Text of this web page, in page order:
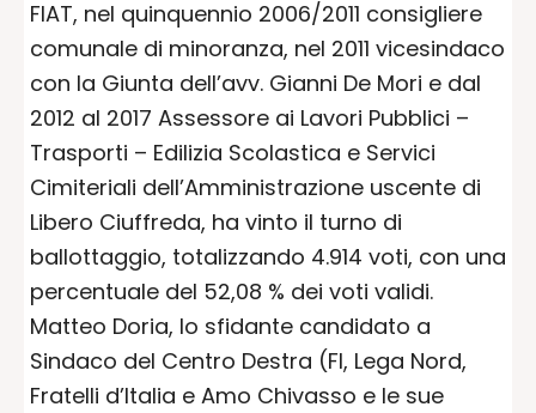
FIAT, nel quinquennio 2006/2011 consigliere
comunale di minoranza, nel 2011 vicesindaco
con la Giunta dell’avv. Gianni De Mori e dal
2012 al 2017 Assessore ai Lavori Pubblici –
Trasporti – Edilizia Scolastica e Servici
Cimiteriali dell’Amministrazione uscente di
Libero Ciuffreda, ha vinto il turno di
ballottaggio, totalizzando 4.914 voti, con una
percentuale del 52,08 % dei voti validi.
Matteo Doria, lo sfidante candidato a
Sindaco del Centro Destra (FI, Lega Nord,
Fratelli d’Italia e Amo Chivasso e le sue